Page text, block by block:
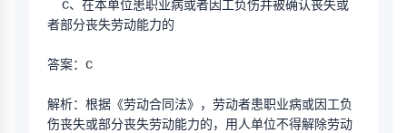
者部分丧失劳动能力的
答案：C
解析：根据《劳动合同法》，劳动者患职业病或因工负
伤丧失或部分丧失劳动能力的，用人单位不得解除劳动